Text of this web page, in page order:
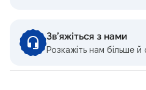
Зв’яжіться з нами
Розкажіть нам більше